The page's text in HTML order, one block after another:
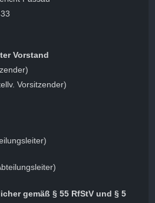
Vorstand
Vorsitzender)
gemäß § 55 RfStV und § 5